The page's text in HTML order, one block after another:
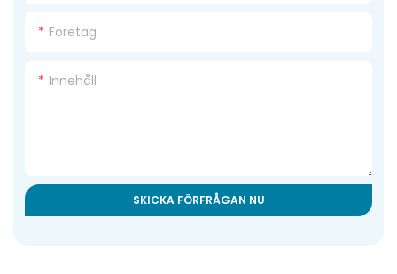
Företag
Innehåll
SKICKA FÖRFRÅGAN NU